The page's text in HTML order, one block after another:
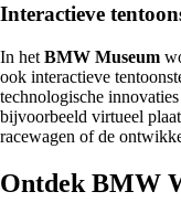
Interactieve
In het BMW Museum
ook interactieve
technologische
bijvoorbeeld virtueel
racewagen of de
Ontdek BMW